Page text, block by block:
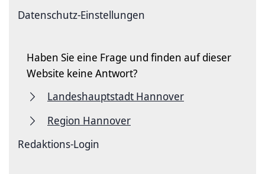
Datenschutz-Einstellungen
Haben Sie eine Frage und finden auf dieser
Website keine Antwort?
Landeshauptstadt Hannover
Region Hannover
Redaktions-Login